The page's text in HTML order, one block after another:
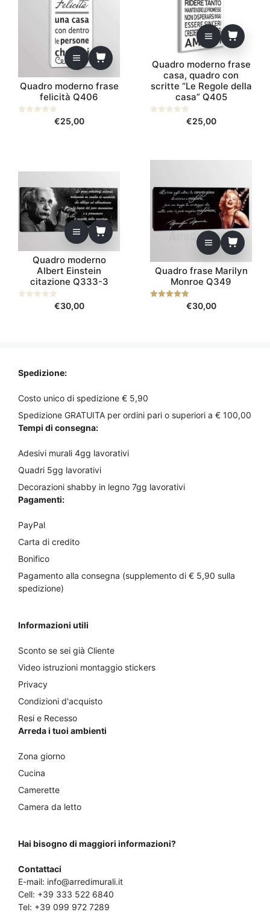
Quadro moderno frase
felicità Q406
€25,00
Quadro moderno frase
casa, quadro con
scritte “Le Regole della
casa” Q405
€25,00
Quadro moderno
Albert Einstein
citazione Q333-3
€30,00
Quadro frase Marilyn
Monroe Q349
€30,00
Spedizione:
Costo unico di spedizione € 5,90
Spedizione GRATUITA per ordini pari o superiori a € 100,00
Tempi di consegna:
Adesivi murali 4gg lavorativi
Quadri 5gg lavorativi
Decorazioni shabby in legno 7gg lavorativi
Pagamenti:
PayPal
Carta di credito
Bonifico
Pagamento alla consegna (supplemento di € 5,90 sulla
spedizione)
Informazioni utili
Sconto se sei già Cliente
Video istruzioni montaggio stickers
Privacy
Condizioni d'acquisto
Resi e Recesso
Arreda i tuoi ambienti
Zona giorno
Cucina
Camerette
Camera da letto
Hai bisogno di maggiori informazioni?
Contattaci
E-mail: info@arredimurali.it
Cell: +39 333 522 6840
Tel: +39 099 972 7289